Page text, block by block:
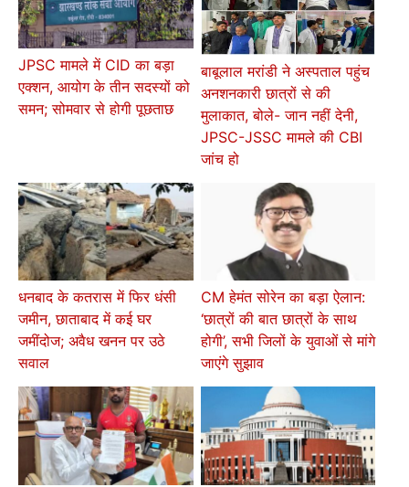
JPSC मामले में CID का बड़ा
एक्शन, आयोग के तीन सदस्यों को
समन; सोमवार से होगी पूछताछ
बाबूलाल मरांडी ने अस्पताल पहुंच
अनशनकारी छात्रों से की
मुलाकात, बोले- जान नहीं देनी,
JPSC-JSSC मामले की CBI
जांच हो
धनबाद के कतरास में फिर धंसी
जमीन, छाताबाद में कई घर
जमींदोज; अवैध खनन पर उठे
सवाल
CM हेमंत सोरेन का बड़ा ऐलान:
‘छात्रों की बात छात्रों के साथ
होगी’, सभी जिलों के युवाओं से मांगे
जाएंगे सुझाव